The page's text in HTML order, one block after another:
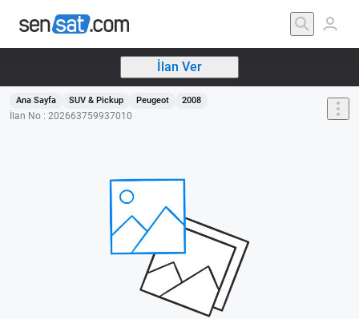
İlan Ver
Ana Sayfa SUV & Pickup Peugeot 2008
İlan No : 202663759937010